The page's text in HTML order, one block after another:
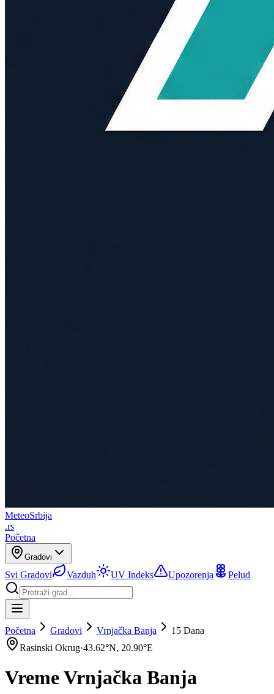
MeteoSrbija
.rs
Početna
Gradovi
Svi Gradovi Vazduh UV Indeks Upozorenja Pelud
Početna Gradovi Vrnjačka Banja
15 Dana
Rasinski Okrug·43.62°N, 20.90°E
VremeVrnjačka Banja